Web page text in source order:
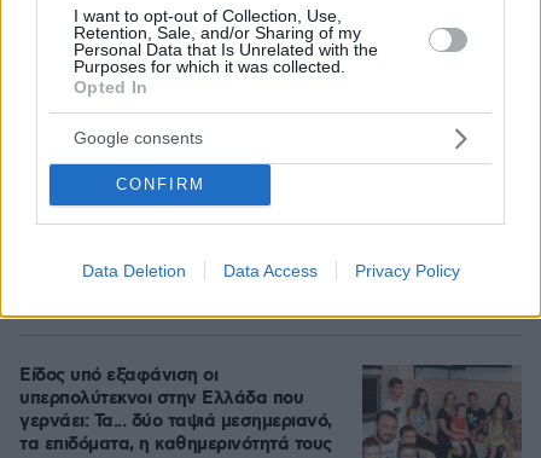
I want to opt-out of Collection, Use,
Retention, Sale, and/or Sharing of my
Personal Data that Is Unrelated with the
Purposes for which it was collected.
Opted In
Google consents
CONFIRM
Data Deletion Data Access Privacy Policy
Άλλος για data center; Επενδύσεις €50 δισ. την
ερχόμενη δεκαετία
07.08.2026, 20:16
Βάλθηκε να τρελάνει κόσμο ο Καντέρ:
Ο Τούρκος πρώην σέντερ του NBA
δηλώνει ότι πληροί τα κριτήρια...
Είδος υπό εξαφάνιση οι
υπερπολύτεκνοι στην Ελλάδα που
γερνάει: Τα... δύο ταψιά μεσημεριανό,
τα επιδόματα, η καθημερινότητά τους